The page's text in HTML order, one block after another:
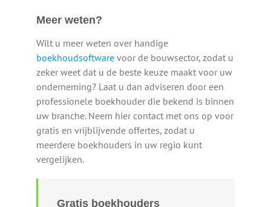
Meer weten?
Wilt u meer weten over handige
boekhoudsoftware voor de bouwsector, zodat u
zeker weet dat u de beste keuze maakt voor uw
onderneming? Laat u dan adviseren door een
professionele boekhouder die bekend is binnen
uw branche. Neem hier contact met ons op voor
gratis en vrijblijvende offertes, zodat u
meerdere boekhouders in uw regio kunt
vergelijken.
Gratis boekhouders